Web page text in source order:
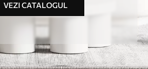
VEZI CATALOGUL